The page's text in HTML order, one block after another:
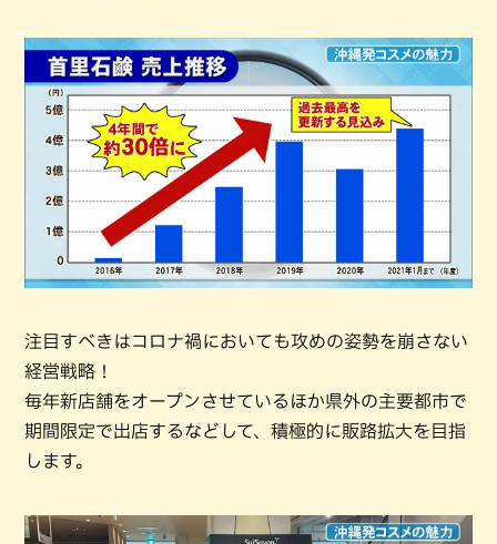
注目すべきはコロナ禍においても攻めの姿勢を崩さない
経営戦略！
毎年新店舗をオープンさせているほか県外の主要都市で
期間限定で出店するなどして、積極的に販路拡大を目指
します。